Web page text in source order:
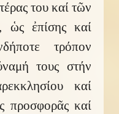
του καί τῶν
ὡς ἐπίσης καί
τρόπον
τους στήν
καί
προσφορᾶς καί